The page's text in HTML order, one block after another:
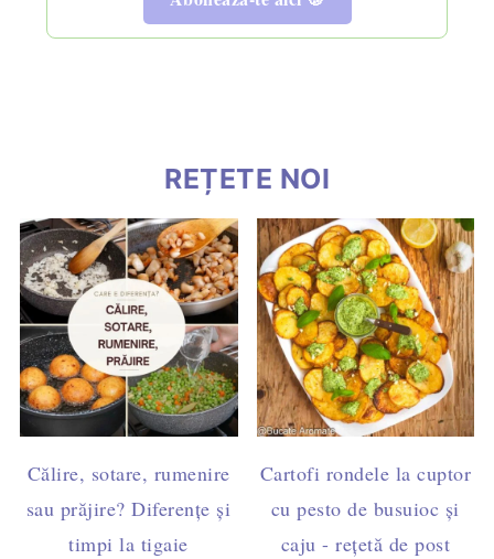
REȚETE NOI
Călire, sotare, rumenire
sau prăjire? Diferențe și
timpi la tigaie
Cartofi rondele la cuptor
cu pesto de busuioc și
caju - rețetă de post